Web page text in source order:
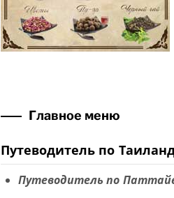
Главное меню
Путеводитель по
Путеводитель по